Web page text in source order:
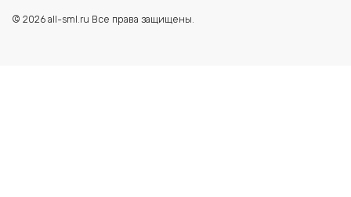
© 2026 all-sml.ru Все права защищены.